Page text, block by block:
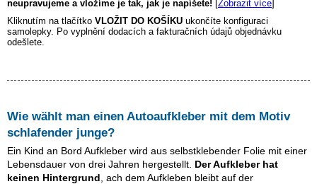
neupravujeme a vložíme je tak, jak je napíšete! Zobrazit více
Kliknutím na tlačítko VLOŽIT DO KOŠÍKU ukončíte konfiguraci
samolepky. Po vyplnění dodacích a fakturačních údajů objednávku
odešlete.
Wie wählt man einen Autoaufkleber mit dem Motiv
schlafender junge?
Ein Kind an Bord Aufkleber wird aus selbstklebender Folie mit einer
Lebensdauer von drei Jahren hergestellt. Der Aufkleber hat
keinen Hintergrund , ach dem Aufkleben bleibt auf der